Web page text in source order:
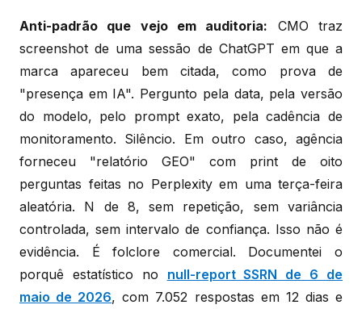
Anti-padrão que vejo em auditoria: CMO traz
screenshot de uma sessão de ChatGPT em que a
marca apareceu bem citada, como prova de
"presença em IA". Pergunto pela data, pela versão
do modelo, pelo prompt exato, pela cadência de
monitoramento. Silêncio. Em outro caso, agência
forneceu "relatório GEO" com print de oito
perguntas feitas no Perplexity em uma terça-feira
aleatória. N de 8, sem repetição, sem variância
controlada, sem intervalo de confiança. Isso não é
evidência. É folclore comercial. Documentei o
porquê estatístico no null-report SSRN de 6 de
maio de 2026, com 7.052 respostas em 12 dias e